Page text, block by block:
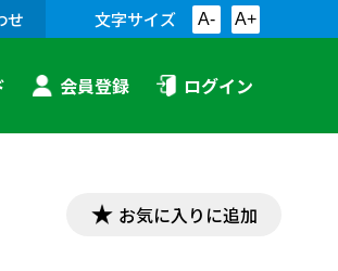
せ 文字サイズ A- A+
会員登録 ログイン
お気に入りに追加